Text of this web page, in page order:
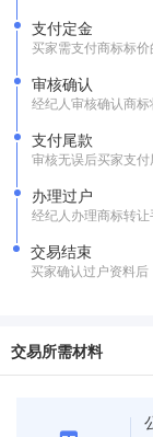
支付定金
买家需支付商标标
审核确认
经纪人审核确认商标
支付尾款
审核无误后买家支
办理过户
经纪人办理商标转
交易结束
买家确认过户资料
交易所需材料